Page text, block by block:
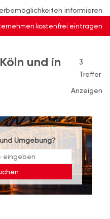
informieren
kostenfrei eintragen
und in
3
Treffer
Anzeigen
Umgebung?